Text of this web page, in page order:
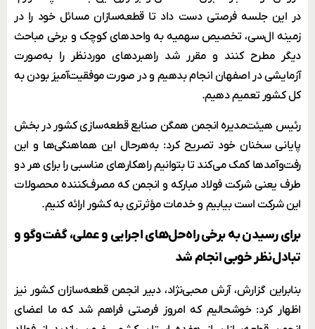
در این جلسه فرصتی دست داد تا قطعه‌سازان مسائل خود را در
زمینه ال‌سی، تخصیص سهمیه به واحدهای کوچک و برخی مباحث
دیگر مطرح کنند و مقرر شد راهبردهای موردنظر را به‌صورت
آزمایشی در اصفهان انجام بدهیم و در صورت موفقیت‌آمیز بودن به
کل کشور تعمیم دهیم.
رئیس هیئت‌مدیره انجمن همگن صنایع قطعه‌سازی کشور در بخش
پایانی سخنان خود تصریح کرد: به‌هرحال این هماهنگی‌ها و این
رفت‌وآمدها کمک می‌کند تا بتوانیم راهکارهای مناسبی را برای هر دو
طرف یعنی شرکت فولاد مبارکه و انجمن که مصرف‌کننده محصولات
این شرکت است بیابیم و خدمات مؤثرتری به کشور ارائه کنیم.
برای رسیدن به برخی راه‌حل‌های اجرایی و عملی، گفت‌وگو و
تبادل‌نظر خوبی انجام شد
بنابراین گزارش، آرش محبی‌نژاد، دبیر انجمن قطعه‌سازان کشور نیز
اظهار کرد: خوشحالیم که امروز فرصتی فراهم شد که ما اعضای